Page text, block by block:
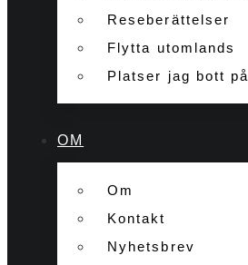
Reseberättelser
Flytta utomlands
Platser jag bott på
OM
Om
Kontakt
Nyhetsbrev